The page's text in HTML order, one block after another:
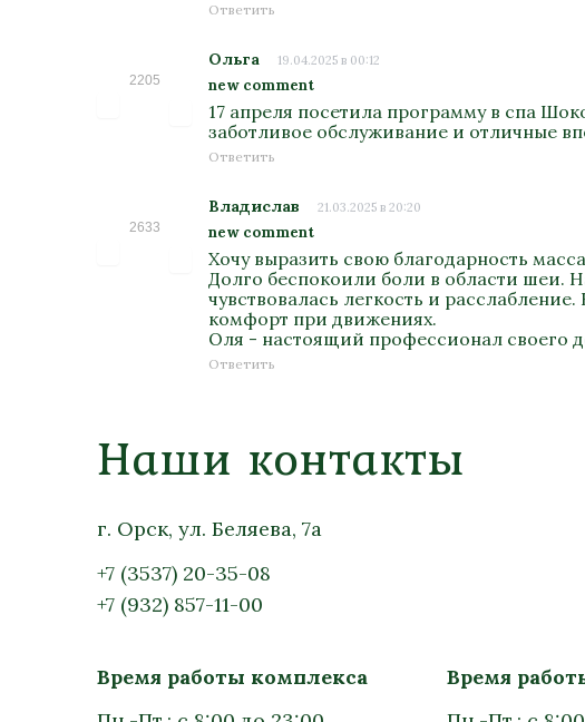
Ответить
2205
Ольга 19.04.2025 в 00:12
new comment
17 апреля посетила программу в спа
заботливое обслуживание и отличные
Ответить
2633
Владислав 21.03.2025 в 20:20
new comment
Хочу выразить свою благодарность
Долго беспокоили боли в области шеи.
чувствовалась легкость и
комфорт при движениях.
Оля - настоящий профессионал своего
Ответить
Наши контакты
г. Орск, ул. Беляева, 7а
+7 (3537) 20-35-08
+7 (932) 857-11-00
Время работы комплекса
Время